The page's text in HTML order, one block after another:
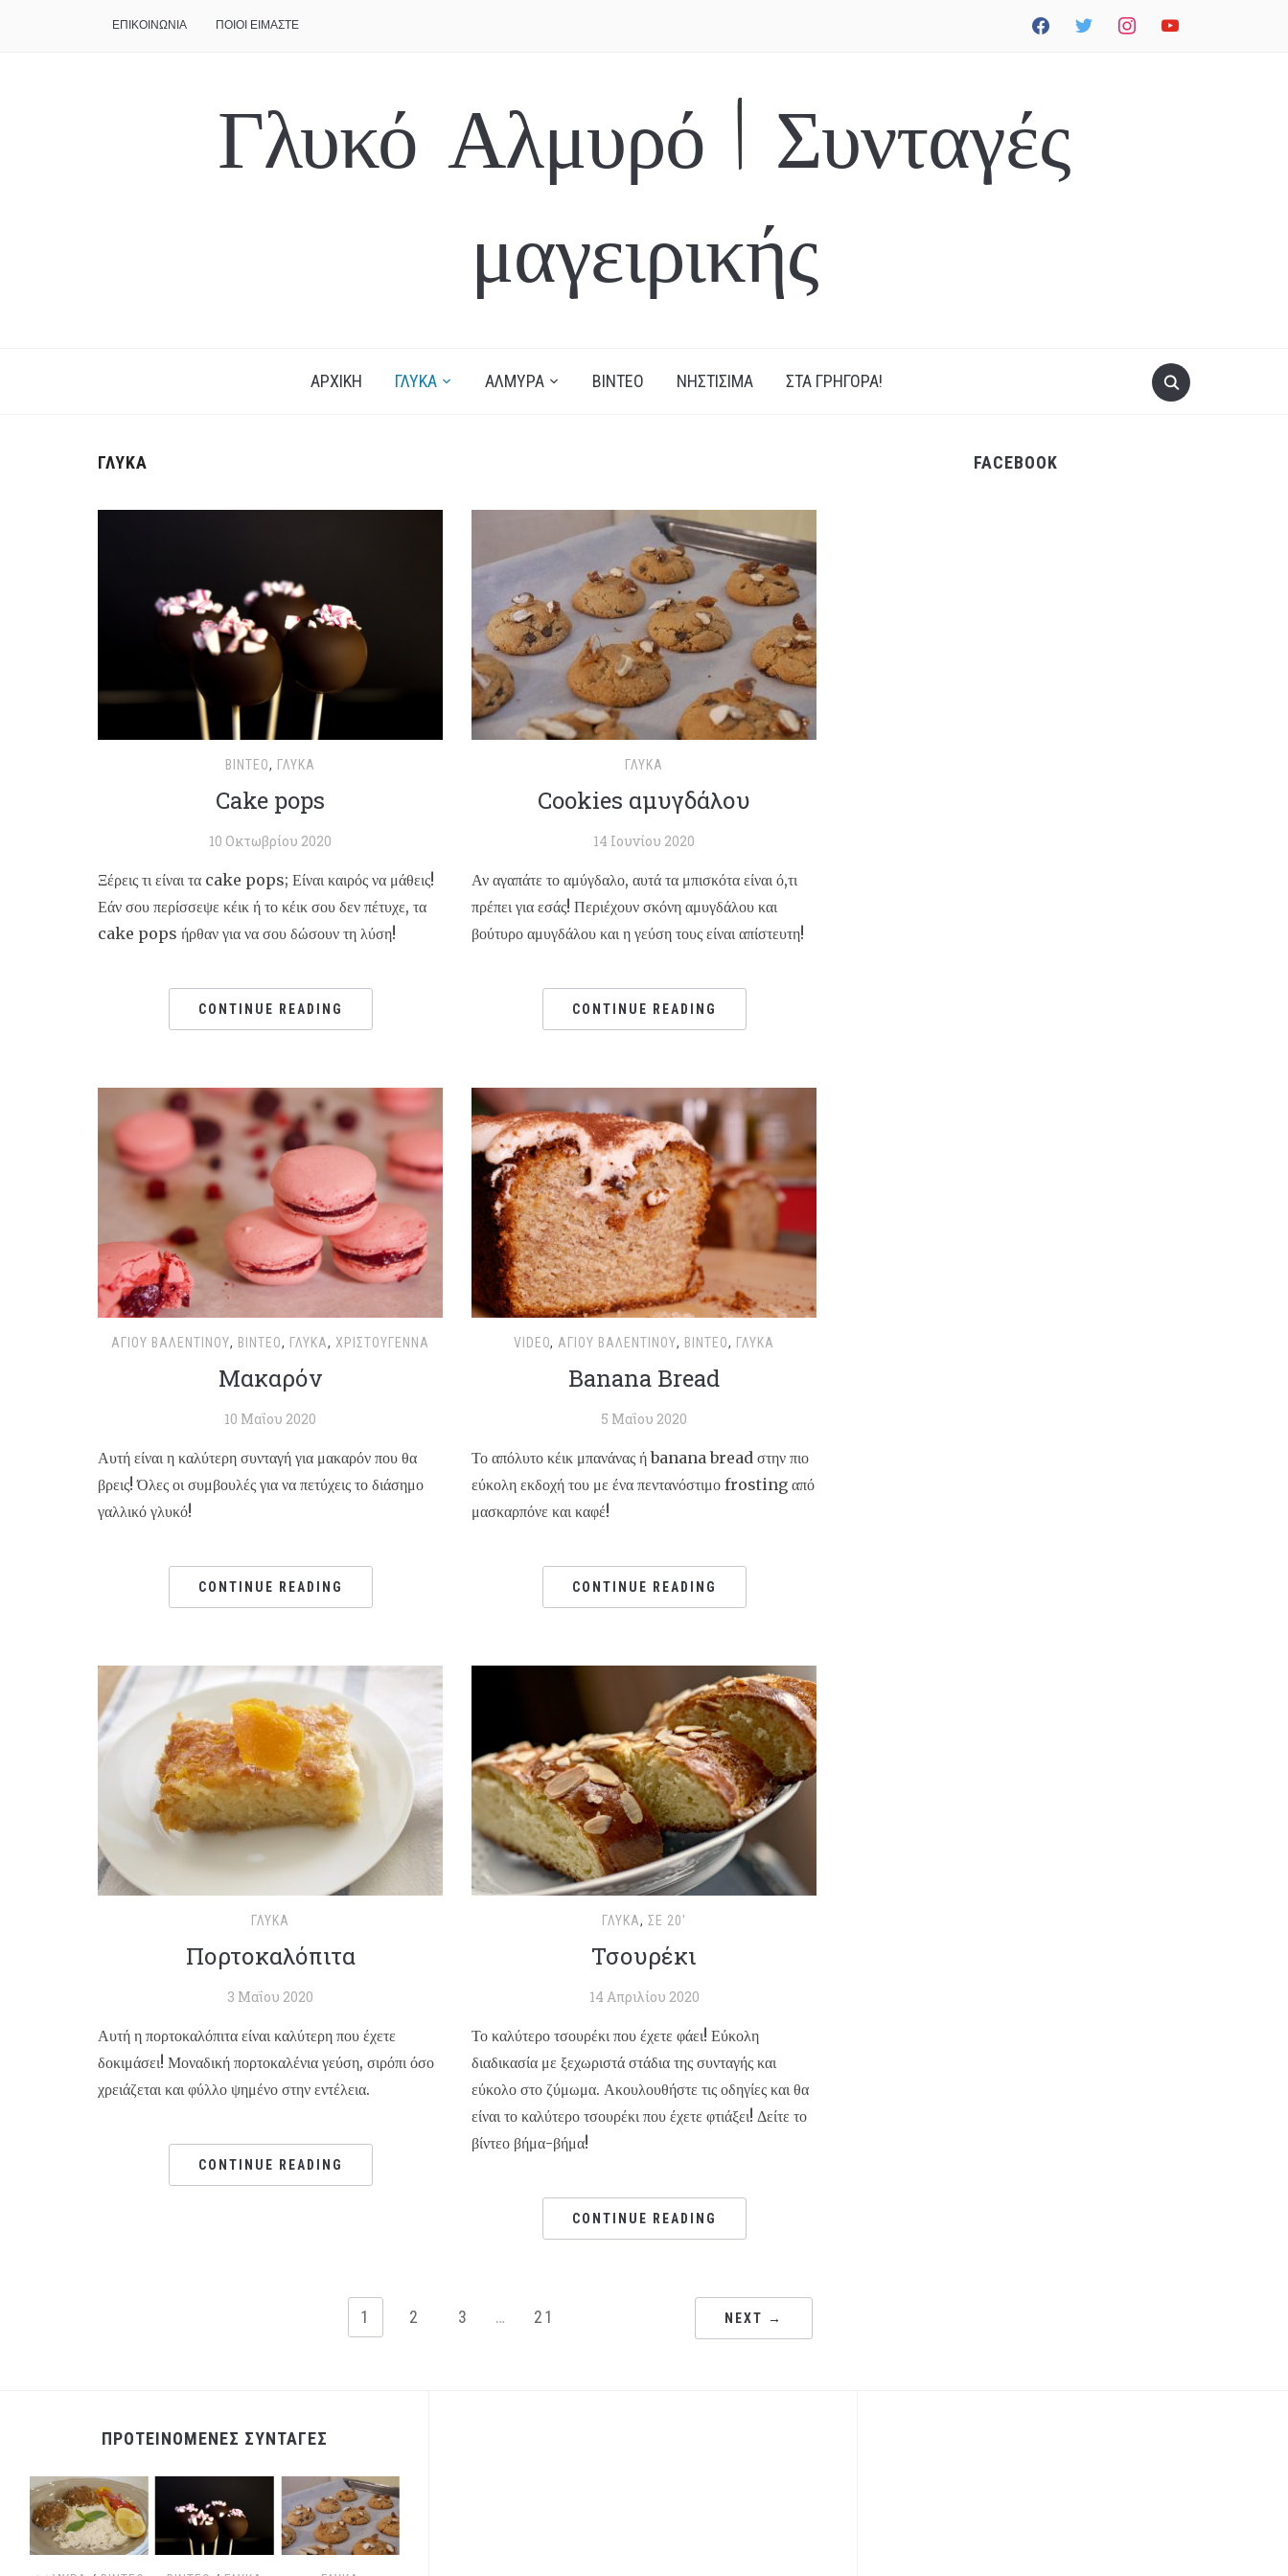
facebook twitter instagramyoutube
ΕΠΙΚΟΙΝΩΝΙΑ ΠΟΙΟΙ ΕΙΜΑΣΤΕ
Γλυκό Αλμυρό | Συνταγές
μαγειρικής
ΑΡΧΙΚΗ ΓΛΥΚΑ ΑΛΜΥΡΑ ΒΙΝΤΕΟ ΝΗΣΤΙΣΙΜΑ ΣΤΑ ΓΡΗΓΟΡΑ!
ΓΛΥΚΆ
ΒΊΝΤΕΟ, ΓΛΥΚΆ
Cake pops
10 Οκτωβρίου 2020
Ξέρεις τι είναι τα cake pops; Είναι καιρός να μάθεις!
Εάν σου περίσσεψε κέικ ή το κέικ σου δεν πέτυχε, τα
cake pops ήρθαν για να σου δώσουν τη λύση!
CONTINUE READING
ΓΛΥΚΆ
Cookies αμυγδάλου
14 Ιουνίου 2020
Αν αγαπάτε το αμύγδαλο, αυτά τα μπισκότα είναι ό,τι
πρέπει για εσάς! Περιέχουν σκόνη αμυγδάλου και
βούτυρο αμυγδάλου και η γεύση τους είναι απίστευτη!
CONTINUE READING
ΑΓΊΟΥ ΒΑΛΕΝΤΊΝΟΥ, ΒΊΝΤΕΟ, ΓΛΥΚΆ, ΧΡΙΣΤΟΥΓΕΝΝΑ
Μακαρόν
10 Μαΐου 2020
Αυτή είναι η καλύτερη συνταγή για μακαρόν που θα
βρεις! Όλες οι συμβουλές για να πετύχεις το διάσημο
γαλλικό γλυκό!
CONTINUE READING
VIDEO, ΑΓΊΟΥ ΒΑΛΕΝΤΊΝΟΥ, ΒΊΝΤΕΟ, ΓΛΥΚΆ
Banana Bread
5 Μαΐου 2020
Το απόλυτο κέικ μπανάνας ή banana bread στην πιο
εύκολη εκδοχή του με ένα πεντανόστιμο frosting από
μασκαρπόνε και καφέ!
CONTINUE READING
ΓΛΥΚΆ
Πορτοκαλόπιτα
3 Μαΐου 2020
Αυτή η πορτοκαλόπιτα είναι καλύτερη που έχετε
δοκιμάσει! Μοναδική πορτοκαλένια γεύση, σιρόπι όσο
χρειάζεται και φύλλο ψημένο στην εντέλεια.
CONTINUE READING
ΓΛΥΚΆ, ΣΕ 20'
Τσουρέκι
14 Απριλίου 2020
Το καλύτερο τσουρέκι που έχετε φάει! Εύκολη
διαδικασία με ξεχωριστά στάδια της συνταγής και
εύκολο στο ζύμωμα. Ακουλουθήστε τις οδηγίες και θα
είναι το καλύτερο τσουρέκι που έχετε φτιάξει! Δείτε το
βίντεο βήμα-βήμα!
CONTINUE READING
1 2 3 … 21 NEXT →
FACEBOOK
ΠΡΟΤΕΙΝΟΜΕΝΕΣ ΣΥΝΤΑΓΕΣ